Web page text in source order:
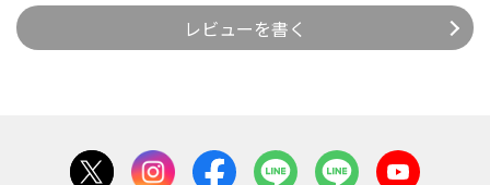
レビューを書く